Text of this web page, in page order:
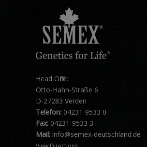
Head Office:
Otto-Hahn-Straße 6
D-27283 Verden
Telefon: 04231-9533 0
Fax: 04231-9533 3
Mail: info@semex-deutschland.de